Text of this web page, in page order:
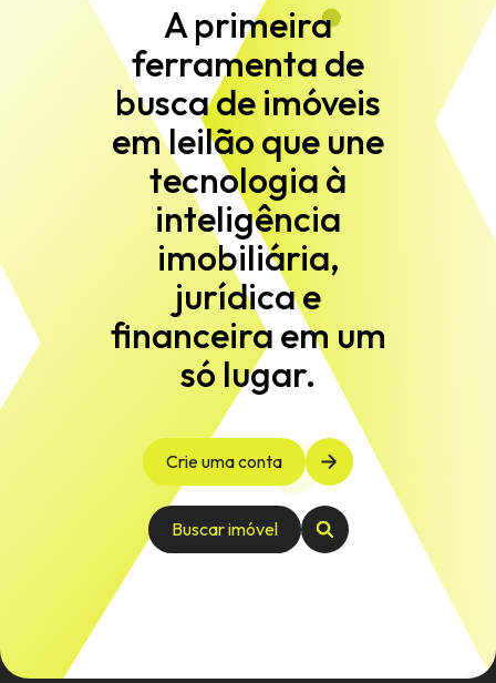
A primeira
ferramenta de
busca de imóveis
em leilão que une
tecnologia à
inteligência
imobiliária,
jurídica e
financeira em um
só lugar.
Crie uma conta
Buscar imóvel